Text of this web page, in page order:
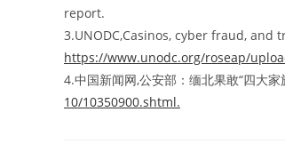
report.
3.UNODC,Casinos, cyber fraud,
https://www.unodc.org/roseap/
4.中国新闻网,公安部：缅北果敢“四大
10/10350900.shtml.